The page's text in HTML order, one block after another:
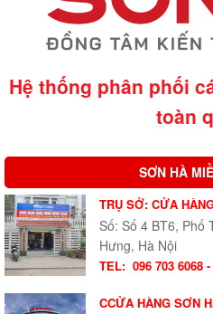
Hệ thống phân phối
toàn
SƠN HÀ
TRỤ SỞ: CỬA
Số: Số 4 BT6, Phố
Hưng, Hà Nội
TEL: 096 703 6068
CCỬA HÀNG SƠN